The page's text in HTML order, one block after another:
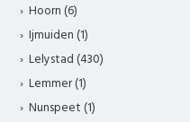
Hoorn (6)
Ijmuiden (1)
Lelystad (430)
Lemmer (1)
Nunspeet (1)